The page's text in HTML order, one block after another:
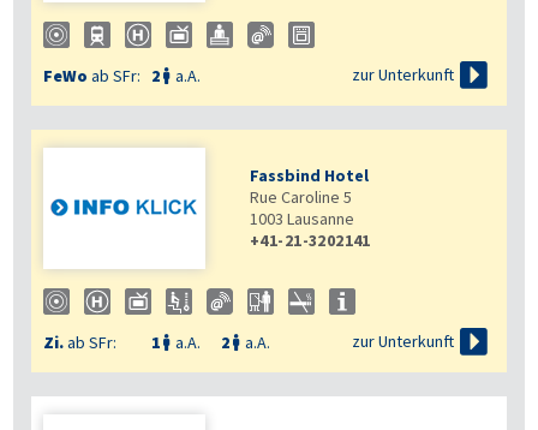
FeWo ab SFr: 2  a.A. zur Unterkunft 
Fassbind Hotel
Rue Caroline 5
1003 Lausanne
+41-21-3202141
Zi.ab SFr: 1  a.A. 2  a.A. zur Unterkunft 